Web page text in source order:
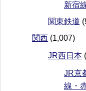
新宿
関東鉄道
関西 (1,007)
JR西日本
JR京
線・